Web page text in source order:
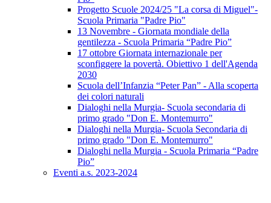
Progetto Scuole 2024/25 "La corsa di Miguel"-
Scuola Primaria "Padre Pio"
13 Novembre - Giornata mondiale della
gentilezza - Scuola Primaria “Padre Pio”
17 ottobre Giornata internazionale per
sconfiggere la povertà. Obiettivo 1 dell'Agenda
2030
Scuola dell’Infanzia “Peter Pan” - Alla scoperta
dei colori naturali
Dialoghi nella Murgia- Scuola secondaria di
primo grado "Don E. Montemurro"
Dialoghi nella Murgia- Scuola Secondaria di
primo grado "Don E. Montemurro"
Dialoghi nella Murgia - Scuola Primaria “Padre
Pio”
Eventi a.s. 2023-2024